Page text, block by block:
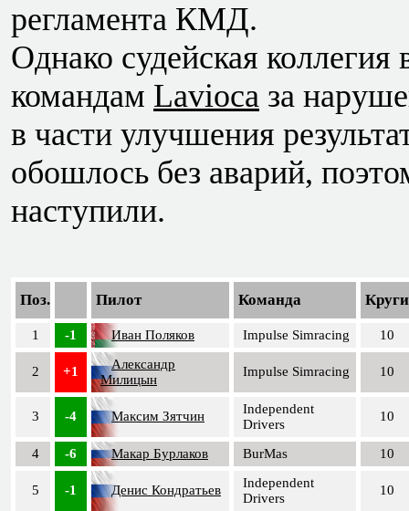
регламента КМД.
Однако судейская
командам Lavioca за
в части улучшения
обошлось без аварий,
наступили.
Поз. Пилот Команда Круги
1 -1 Иван Поляков Impulse Simracing 10
2 +1
Александр
Милицын
Impulse Simracing 10
3 -4 Максим Зятчин
Independent
Drivers
10
4 -6 Макар Бурлаков BurMas 10
5 -1 Денис Кондратьев
Independent
Drivers
10